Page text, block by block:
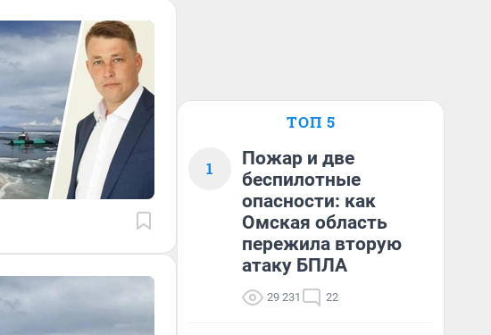
ТОП 5
1
Пожар и две
беспилотные
опасности: как
Омская область
пережила вторую
атаку БПЛА
29 231 22